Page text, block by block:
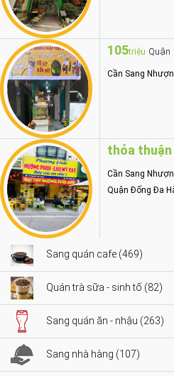
105triệu Quận
Cần Sang
thỏa thuận
Cần Sang
Quận Đống Đa
Sang quán cafe (469)
Quán trà sữa - sinh tố (82)
Sang quán ăn - nhậu (263)
Sang nhà hàng (107)